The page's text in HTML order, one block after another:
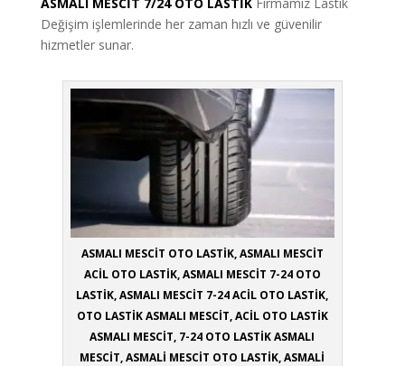
ASMALI MESCİT 7/24 OTO LASTİKFirmamız Lastik
Değişim işlemlerinde her zaman hızlı ve güvenilir
hizmetler sunar.
ASMALI MESCİT OTO LASTİK, ASMALI MESCİT
ACİL OTO LASTİK, ASMALI MESCİT 7-24 OTO
LASTİK, ASMALI MESCİT 7-24 ACİL OTO LASTİK,
OTO LASTİK ASMALI MESCİT, ACİL OTO LASTİK
ASMALI MESCİT, 7-24 OTO LASTİK ASMALI
MESCİT, ASMALİ MESCİT OTO LASTİK, ASMALİ